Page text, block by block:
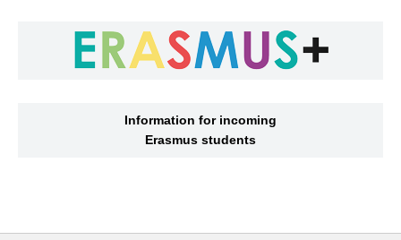
Information for incoming
Erasmus students